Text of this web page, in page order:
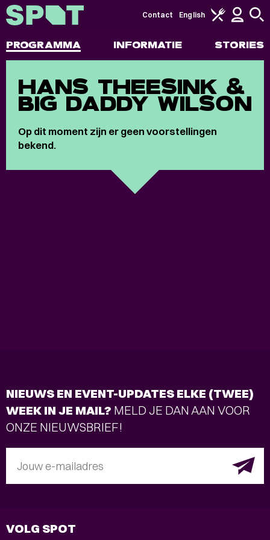
PROGRAMMA INFORMATIE STORIES
Contact English
HANS THEESINK &
BIG DADDY WILSON
Op dit moment zijn er geen voorstellingen
bekend.
NIEUWS EN EVENT-UPDATES ELKE (TWEE)
WEEK IN JE MAIL? MELD JE DAN AAN VOOR
ONZE NIEUWSBRIEF!
Jouw e-mailadres
VOLG SPOT